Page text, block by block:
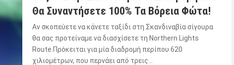
Θα Συναντήσετε 100% Τα Βόρεια Φώτα!
Αν σκοπεύετε να κάνετε ταξίδι στη Σκανδιναβία σίγουρα
θα σας προτείναμε να διασχίσετε τη Northern Lights
Route.Πρόκειται για μία διαδρομή περίπου 620
χιλιομέτρων, που περνάει από τρεις…